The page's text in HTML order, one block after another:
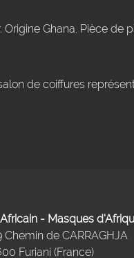
Origine Ghana. Pièce de
de coiffures
- Masques
Chemin de CARRAGHJA
Furiani (France)